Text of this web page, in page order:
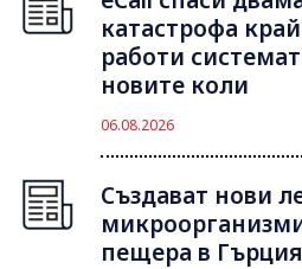
катастрофа
работи
новите коли
06.08.2026
Създават нови
пещера в Гърция